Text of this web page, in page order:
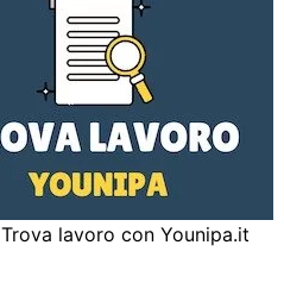
Trova lavoro con Younipa.it